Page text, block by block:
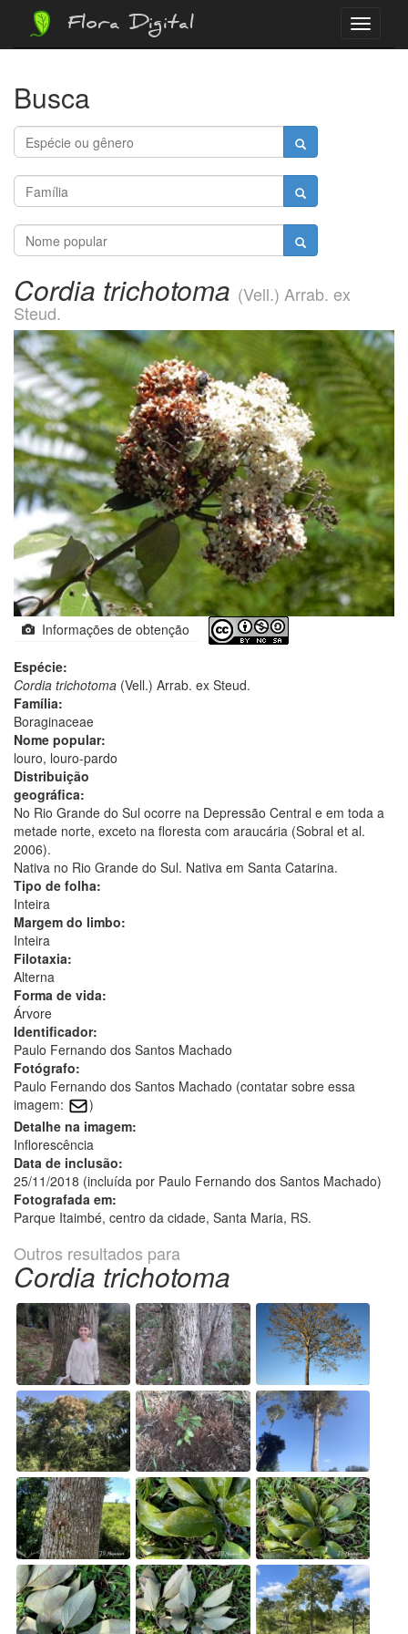
Menu
Flora Digital
Busca
Cordia trichotoma (Vell.) Arrab. ex
Steud.
Informações de obtenção
Espécie:
Cordia trichotoma (Vell.) Arrab. ex Steud.
Família:
Boraginaceae
Nome popular:
louro, louro-pardo
Distribuição
geográfica:
No Rio Grande do Sul ocorre na Depressão Central e em toda a
metade norte, exceto na floresta com araucária (Sobral et al.
2006).
Nativa no Rio Grande do Sul. Nativa em Santa Catarina.
Tipo de folha:
Inteira
Margem do limbo:
Inteira
Filotaxia:
Alterna
Forma de vida:
Árvore
Identificador:
Paulo Fernando dos Santos Machado
Fotógrafo:
Paulo Fernando dos Santos Machado (contatar sobre essa
imagem:
)
Detalhe na imagem:
Inflorescência
Data de inclusão:
25/11/2018 (incluída por Paulo Fernando dos Santos Machado)
Fotografada em:
Parque Itaimbé, centro da cidade, Santa Maria, RS.
Outros resultados para
Cordia trichotoma